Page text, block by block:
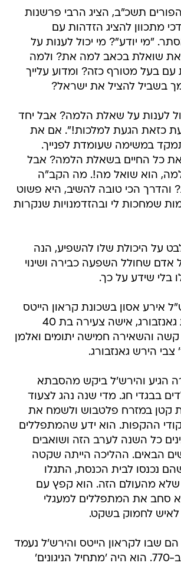
תשכ"ב, הציג הרבי פרשנות
מתכוון להציג הזדהות עם
"מי יודע"? מי יכול לענות על
שואלת בכאב למה את? ולמה
עם בעל מטורף כזה? ומדוע עלייך
בשביל להציל את ישראל?
לענות על שאלת הלמה? אבל יחד
כזאת הגעת למלכות!". אם את
במשימה שעומדת לפנייך.
כל החיים בשאלת הלמה? אבל
למה, הוא שואל מה!. מה הקב"ה
והדרך הכי טובה להשיב, היא פשוט
שמחכות לי ובהזדמנויות שנקרות
על היכולת שלו להשפיע, הנה
אדם שחולל השפעה כבירה ושינוי
בלי שידע על כך.
אירע אסון בשכונת קראון הייטס
החבדי"ת. גברת גאנזבורג, אישה צעירה בת 40
והשאירה חמישה יתומים ואלמן
הירש גאנזבורג.
הגיע והירש'ל ביקש מהסבתא
בבגדי חג. מדי שנה נהג לצעוד
קטן במזרח פלטבוש ולשמח את
ההקפות. הוא ידע שהמתפללים
כל השנה לערב הזה ושואבים
הבאים. ההליכה הייתה שקטה
נכנסו לבית הכנסת, התגלו
שלא מהעולם הזה. הוא קפץ עם
סחב את המתפללים למעגלי
לאיש לחמוק בשקט.
שבו לקראון הייטס והירש'ל נעמד
במקומו הקבוע ב-770. הוא היה 'מתחיל הניגונים'